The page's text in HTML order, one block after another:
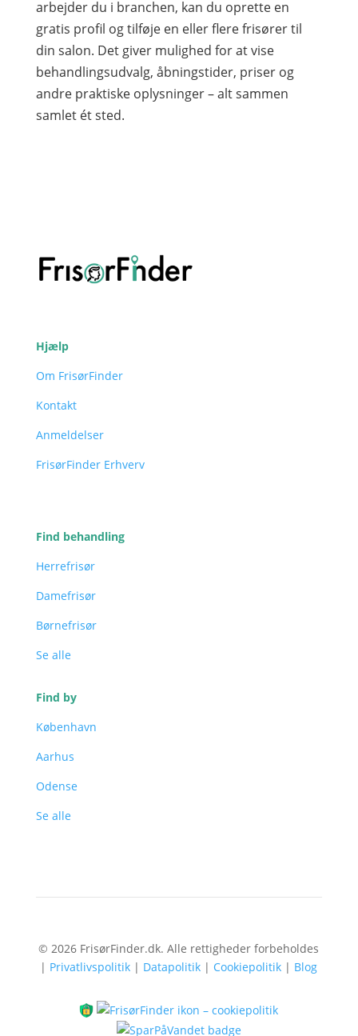
arbejder du i branchen, kan du oprette en
gratis profil og tilføje en eller flere frisører til
din salon. Det giver mulighed for at vise
behandlingsudvalg, åbningstider, priser og
andre praktiske oplysninger – alt sammen
samlet ét sted.
Hjælp
Om FrisørFinder
Kontakt
Anmeldelser
FrisørFinder Erhverv
Find behandling
Herrefrisør
Damefrisør
Børnefrisør
Se alle
Find by
København
Aarhus
Odense
Se alle
© 2026 FrisørFinder.dk. Alle rettigheder forbeholdes
| Privatlivspolitik | Datapolitik | Cookiepolitik | Blog